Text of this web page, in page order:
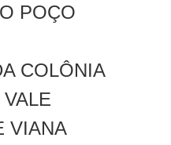
POÇO
COLÔNIA
VIANA